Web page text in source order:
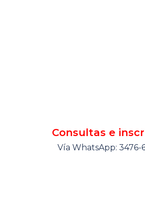
Consultas e
Vía WhatsApp: 3476-